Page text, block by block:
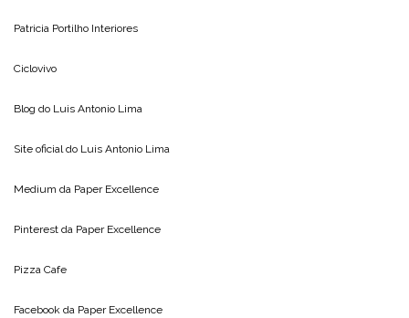
Patricia Portilho Interiores
Ciclovivo
Blog do Luis Antonio Lima
Site oficial do Luis Antonio Lima
Medium da Paper Excellence
Pinterest da Paper Excellence
Pizza Cafe
Facebook da Paper Excellence